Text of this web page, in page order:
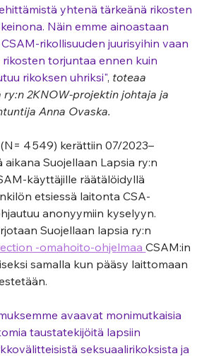
yhtenä tärkeänä rikosten
Näin emme ainoastaan
rikollisuuden juurisyihin vaan
torjuntaa ennen kuin
rikoksen uhriksi", toteaa
ry:n 2KNOW-projektin johtaja ja
Anna Ovaska.
4 549) kerättiin 07/2023–
Suojellaan Lapsia ry:n
käyttäjille räätälöidyllä
etsiessä laitonta CSA-
anonyymiin kyselyyn.
Suojellaan lapsia ry:n
-omahoito-ohjelmaa CSAM:in
samalla kun pääsy laittomaan
avaavat monimutkaisia
taustatekijöitä lapsiin
seksuaalirikoksista ja